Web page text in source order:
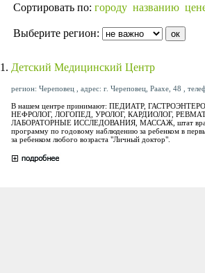
Сортировать по: городу названию
Выберите регион:
1. Детский Медицинский Центр
регион: Череповец , адрес: г. Череповец, Раахе, 48 ,
В нашем центре принимают: ПЕДИАТР,
НЕФРОЛОГ, ЛОГОПЕД, УРОЛОГ, КАРДИОЛОГ,
ЛАБОРАТОРНЫЕ ИССЛЕДОВАНИЯ, МАССАЖ, штат врачей
программу по годовому наблюдению за ребенком в
за ребенком любого возраста "Личный доктор".